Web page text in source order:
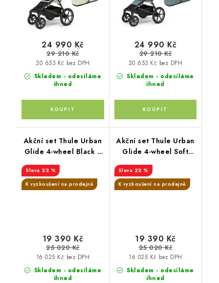
Skladem - odesíláme
ihned
20 653 Kč bez DPH
24 990 Kč
29 210 Kč
Skladem - odesíláme
ihned
20 653 Kč bez DPH
24 990 Kč
29 210 Kč
Akční set Thule Urban
Glide 4-wheel Black +
+ madlo
22 %
K vyzkoušení na prodejně
Skladem - odesíláme
ihned
16 025 Kč bez DPH
19 390 Kč
25 020 Kč
Akční set Thule Urban
Glide 4-wheel Soft
moskytiéra + madlo
22 %
K vyzkoušení na prodejně
Skladem - odesíláme
ihned
16 025 Kč bez DPH
19 390 Kč
25 020 Kč